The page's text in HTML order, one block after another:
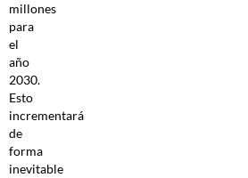
millones
para
el
año
2030.
Esto
incrementará
de
forma
inevitable